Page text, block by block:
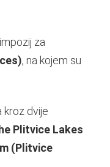
za
, na kojem su
kroz dvije
Plitvice Lakes
(Plitvice